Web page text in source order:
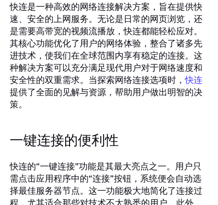
快连是一种高效的网络连接解决方案，旨在提供快
速、安全的上网服务。无论是日常的网页浏览，还
是需要高带宽的视频流播放，快连都能轻松应对。
其核心功能优化了用户的网络体验，整合了诸多先
进技术，使我们在全球范围内享有稳定的连接。这
种解决方案可以充分满足现代用户对于网络速度和
安全性的双重需求。当探索网络连接选项时，快连
提供了全面的见解与资源，帮助用户做出明智的决
策。
一键连接的便利性
快连的“一键连接”功能是其最大亮点之一。用户只
需点击应用程序中的“连接”按钮，系统便会自动选
择最佳服务器节点。这一功能极大地简化了连接过